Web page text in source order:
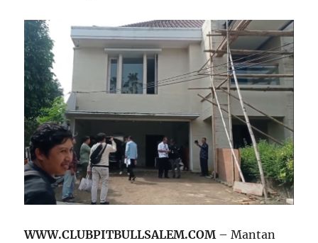
WWW.CLUBPITBULLSALEM.COM– Mantan